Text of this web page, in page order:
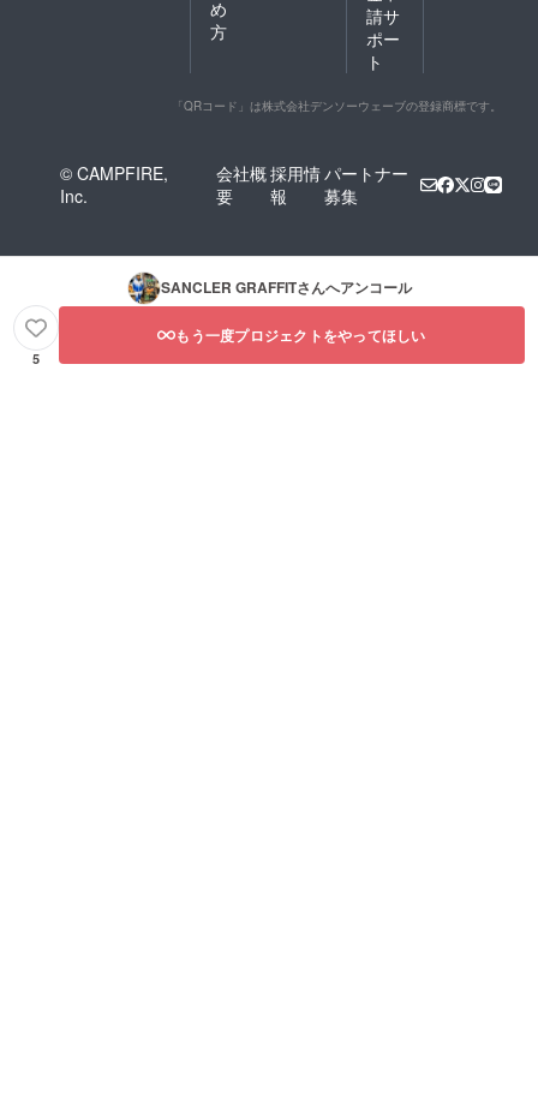
め
方
請サ
ポー
ト
「QRコード」は株式会社デンソーウェーブの登録商標です。
© CAMPFIRE,
Inc.
会社概
要
採用情
報
パートナー
募集
SANCLER GRAFFITさんへアンコール
5
もう一度プロジェクトをやってほしい